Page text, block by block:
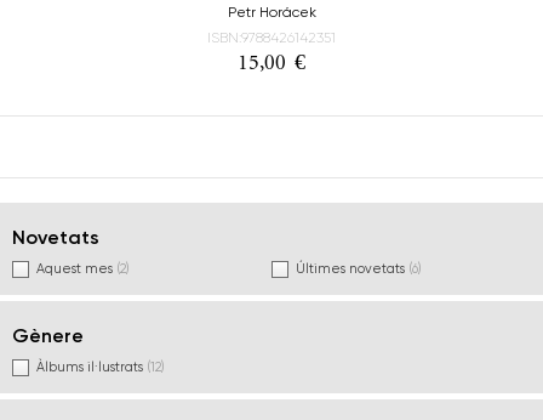
Novetats
Aquest mes (2) Últimes novetats (6)
Gènere
Àlbums il·lustrats (12)
Petr Horácek
ISBN:9788426142351
15,00 €